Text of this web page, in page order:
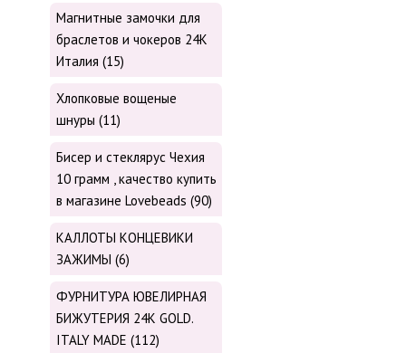
Магнитные замочки для
браслетов и чокеров 24К
Италия (15)
Хлопковые вощеные
шнуры (11)
Бисер и стеклярус Чехия
10 грамм , качество купить
в магазине Lovebeads (90)
КАЛЛОТЫ КОНЦЕВИКИ
ЗАЖИМЫ (6)
ФУРНИТУРА ЮВЕЛИРНАЯ
БИЖУТЕРИЯ 24К GOLD.
ITALY MADE (112)